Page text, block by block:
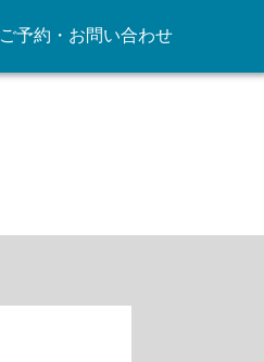
ご予約・お問い合わせ